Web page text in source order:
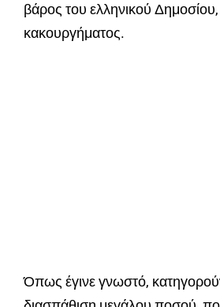
βάρος του ελληνικού
κακουργήματος.
Όπως έγινε γνωστό,